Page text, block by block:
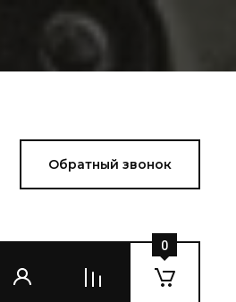
Обратный звонок
0